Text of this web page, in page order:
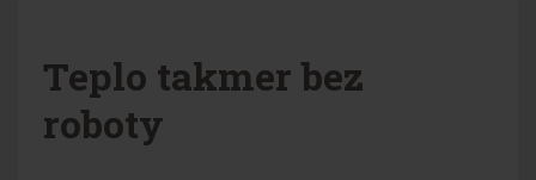
Teplo takmer bez
roboty